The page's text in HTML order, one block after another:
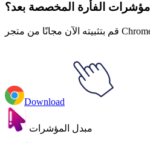
مؤشرات الفأرة المخصصة بعد؟
Download
مبدل المؤشرات